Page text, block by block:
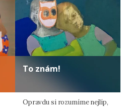
To znám!
Opravdu si rozumíme nejlíp,